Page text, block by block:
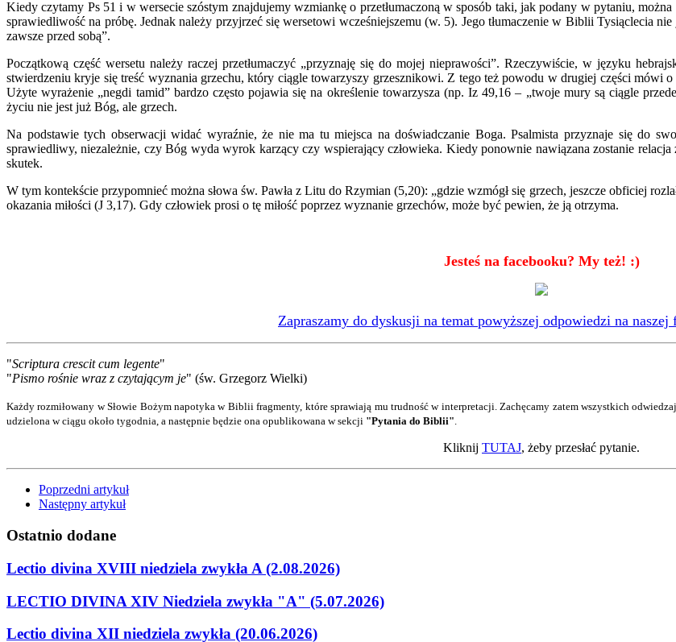
Kiedy czytamy Ps 51 i w wersecie szóstym znajdujemy wzmiankę o przetłumaczoną w sposób taki, jak podany w pytaniu,
sprawiedliwość na próbę. Jednak należy przyjrzeć się wersetowi wcześniejszemu (w. 5). Jego tłumaczenie w Biblii Tysiąclecia
zawsze przed sobą”.
Początkową część wersetu należy raczej przetłumaczyć „przyznaję się do mojej nieprawości”. Rzeczywiście, w języku
stwierdzeniu kryje się treść wyznania grzechu, który ciągle towarzyszy grzesznikowi. Z tego też powodu w drugiej części mówi o
Użyte wyrażenie „negdi tamid” bardzo często pojawia się na określenie towarzysza (np. Iz 49,16 – „twoje mury są ciągle
życiu nie jest już Bóg, ale grzech.
Na podstawie tych obserwacji widać wyraźnie, że nie ma tu miejsca na doświadczanie Boga. Psalmista przyznaje się do
sprawiedliwy, niezależnie, czy Bóg wyda wyrok karzący czy wspierający człowieka. Kiedy ponownie nawiązana zostanie
skutek.
W tym kontekście przypomnieć można słowa św. Pawła z Litu do Rzymian (5,20): „gdzie wzmógł się grzech, jeszcze obficiej
okazania miłości (J 3,17). Gdy człowiek prosi o tę miłość poprzez wyznanie grzechów, może być pewien, że ją otrzyma.
Jesteś na facebooku? My też! :)
Zapraszamy do dyskusji na temat powyższej odpowiedzi na naszej
"Scriptura crescit cum legente"
"Pismo rośnie wraz z czytającym je" (św. Grzegorz Wielki)
Każdy rozmiłowany w Słowie Bożym napotyka w Biblii fragmenty, które sprawiają mu trudność w interpretacji. Zachęcamy zatem wszystkich
udzielona w ciągu około tygodnia, a następnie będzie ona opublikowana w sekcji "Pytania do Biblii".
Kliknij TUTAJ, żeby przesłać pytanie.
Poprzedni artykuł
Następny artykuł
Ostatnio dodane
Lectio divina XVIII niedziela zwykła A (2.08.2026)
LECTIO DIVINA XIV Niedziela zwykła "A" (5.07.2026)
Lectio divina XII niedziela zwykła (20.06.2026)